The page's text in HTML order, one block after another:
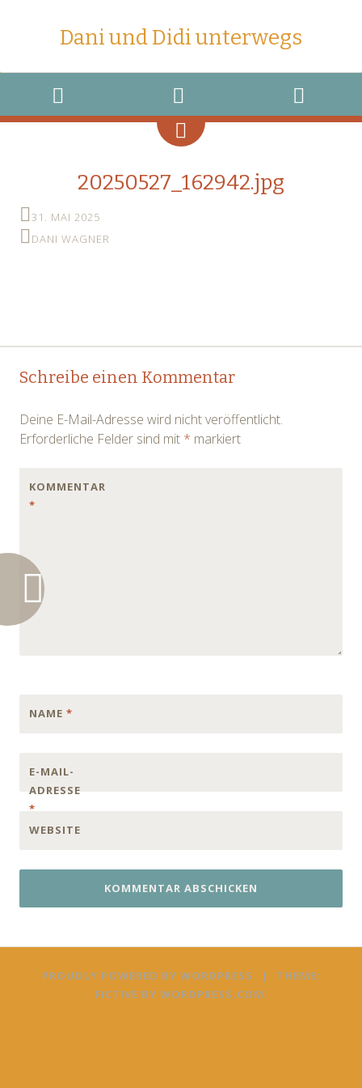
Dani und Didi unterwegs
MENU
WIDGETS
SEARCH
20250527_162942.jpg
31. MAI 2025
DANI WAGNER
Post
Schreibe einen Kommentar
Deine E-Mail-Adresse wird nicht veröffentlicht.
Erforderliche Felder sind mit * markiert
KOMMENTAR
*
NAME *
E-MAIL-
ADRESSE
*
WEBSITE
PROUDLY POWERED BY WORDPRESS |
THEME:
FICTIVE BY WORDPRESS.COM.